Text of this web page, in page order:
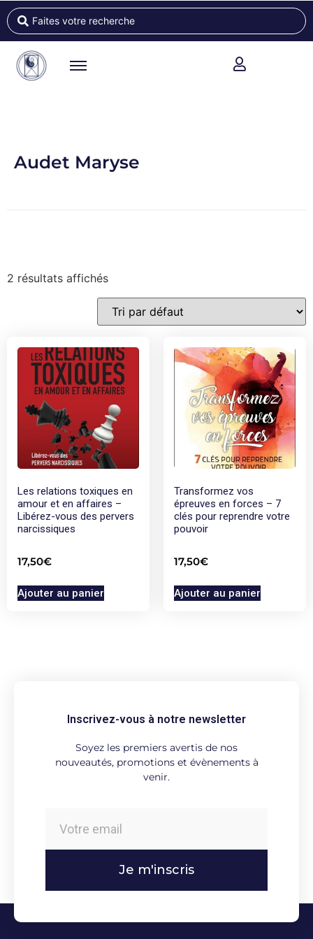
Audet Maryse
2 résultats affichés
Les relations toxiques en
amour et en affaires –
Libérez-vous des pervers
narcissiques
17,50€
Ajouter au panier
Transformez vos
épreuves en forces – 7
clés pour reprendre votre
pouvoir
17,50€
Ajouter au panier
Inscrivez-vous à notre newsletter
Soyez les premiers avertis de nos
nouveautés, promotions et évènements à
venir.
Je m'inscris